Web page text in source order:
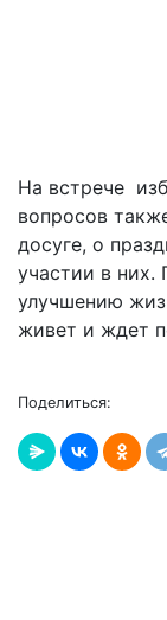
На встрече
вопросов
досуге, о
участии в них.
улучшению
живет и ждет
Поделиться: